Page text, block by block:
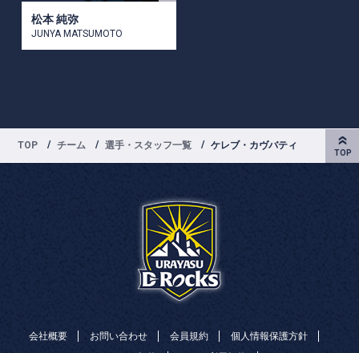
松本 純弥
JUNYA MATSUMOTO
TOP チーム 選手・スタッフ一覧 ケレブ・カヴバティ
会社概要 お問い合わせ 会員規約
個人情報保護方針